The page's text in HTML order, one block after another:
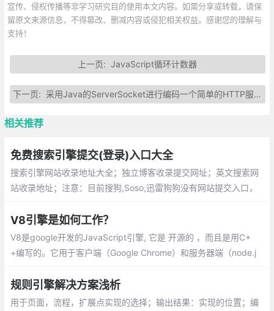
宣传、侵权传播等非学习研究目的使用本文内容。如需分享或转载，请保
留原文来源信息，不得篡改、删减内容或侵犯相关权益。感谢您的理解与
支持！
上一页:JavaScript循环计数器
下一页: 采用Java的ServerSocket进行编码一个简单的HTTP服务器
相关推荐
免费搜索引擎提交(登录)入口大全
搜索引擎网站收录地址大全；独立博客收录提交网址；英文搜索网
站收录地址；注意：目前搜狗,Soso,迅雷狗狗没有网站提交入口，
风。
V8引擎是如何工作？
V8是google开发的JavaScript引擎, 它是 开源的 ，而且是用C+
+编写的。它用于客户端（Google Chrome）和服务器端（node.j
pt执行的性能。为了提升速度，V8将JavaScript代码转换为更高效
的机器代码，而不是使用解释器。
规则引擎解决方案浅析
用于页面，流程，扩展点实现的选择；输出结果：实现的位置；编